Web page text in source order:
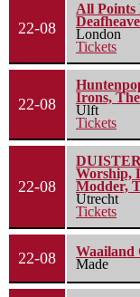
22-08
All Points
London
Tickets
22-08
Irons,
Ulft
Tickets
22-08
Worship,
Modder,
Utrecht
Tickets
22-08
Waailand
Made